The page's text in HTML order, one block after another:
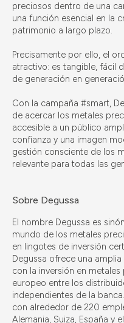
preciosos dentro de una
una función esencial en la
patrimonio a largo plazo.
Precisamente por ello, el
atractivo: es tangible, fácil
de generación en
Con la campaña #smart,
de acercar los metales
accesible a un público
confianza y una imagen
gestión consciente de los
relevante para todas las
Sobre Degussa
El nombre Degussa es
mundo de los metales
en lingotes de inversión
Degussa ofrece una
con la inversión en
europeo entre los
independientes de la
con alrededor de 220
Alemania, Suiza, España y